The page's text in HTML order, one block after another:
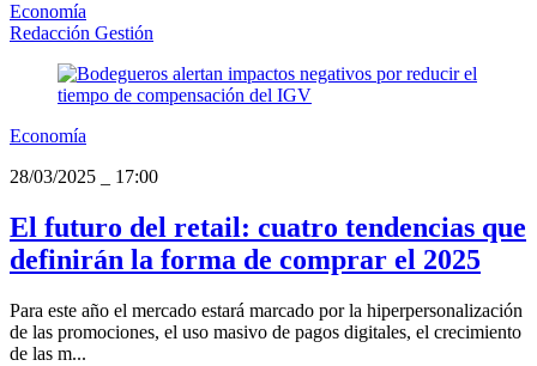
Economía
Redacción Gestión
Economía
28/03/2025
17:00
El futuro del retail: cuatro tendencias que
definirán la forma de comprar el 2025
Para este año el mercado estará marcado por la hiperpersonalización
de las promociones, el uso masivo de pagos digitales, el crecimiento
de las m...